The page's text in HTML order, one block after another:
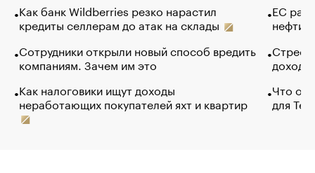
Как банк Wildberries резко нарастил
кредиты селлерам до атак на склады
Сотрудники открыли новый способ вредить
компаниям. Зачем им это
Как налоговики ищут доходы
неработающих покупателей яхт и квартир
ЕС
нефти
Что
для